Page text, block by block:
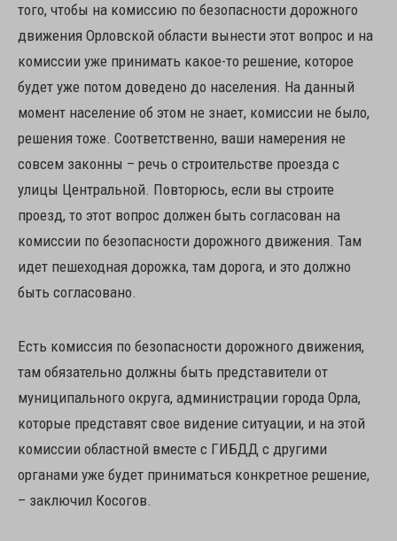
того, чтобы на комиссию по безопасности дорожного
движения Орловской области вынести этот вопрос и на
комиссии уже принимать какое-то решение, которое
будет уже потом доведено до населения. На данный
момент население об этом не знает, комиссии не было,
решения тоже. Соответственно, ваши намерения не
совсем законны – речь о строительстве проезда с
улицы Центральной. Повторюсь, если вы строите
проезд, то этот вопрос должен быть согласован на
комиссии по безопасности дорожного движения. Там
идет пешеходная дорожка, там дорога, и это должно
быть согласовано.
Есть комиссия по безопасности дорожного движения,
там обязательно должны быть представители от
муниципального округа, администрации города Орла,
которые представят свое видение ситуации, и на этой
комиссии областной вместе с ГИБДД с другими
органами уже будет приниматься конкретное решение,
– заключил Косогов.